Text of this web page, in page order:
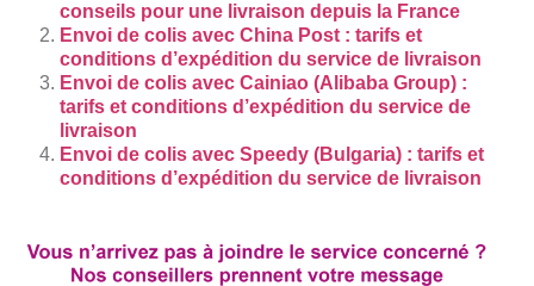
conseils pour une livraison depuis la France
Envoi de colis avec China Post : tarifs et
conditions d’expédition du service de livraison
Envoi de colis avec Cainiao (Alibaba Group) :
tarifs et conditions d’expédition du service de
livraison
Envoi de colis avec Speedy (Bulgaria) : tarifs et
conditions d’expédition du service de livraison